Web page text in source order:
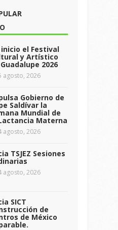
inicio el Festival
y Artístico
2026
agosto, 2026
Gobierno de
Saldívar la
Mundial de
Materna
agosto, 2026
TSJEZ Sesiones
agosto, 2026
SICT
de
de México